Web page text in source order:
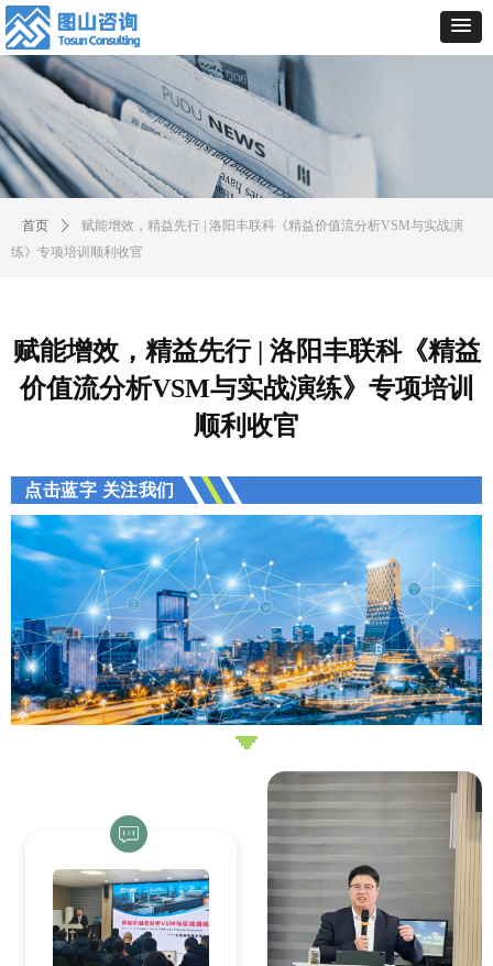
赋能增效，精益先行 | 洛阳丰联科《精益
价值流分析VSM与实战演练》专项培训
顺利收官
点击蓝字 关注我们
首页 ꄲ
赋能增效，精益先行 | 洛阳丰联科《精益价值流分析VSM与实战演
练》专项培训顺利收官